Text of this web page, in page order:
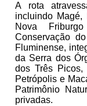
A rota
incluindo Magé,
Nova
Conservação
Fluminense,
da Serra dos
dos Três
Petrópolis e
Patrimônio
privadas.